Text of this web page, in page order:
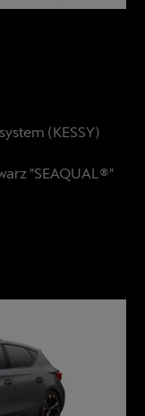
(KESSY)
"SEAQUAL®"